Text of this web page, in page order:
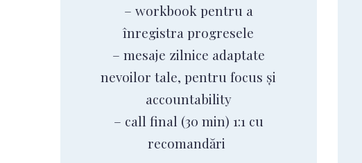
– workbook pentru a
înregistra progresele
– mesaje zilnice adaptate
nevoilor tale, pentru focus și
accountability
– call final (30 min) 1:1 cu
recomandări